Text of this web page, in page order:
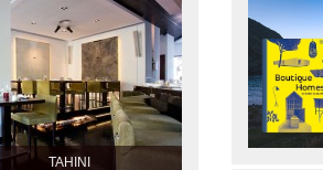
TAHINI